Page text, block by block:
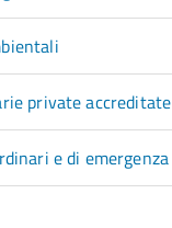
private accreditate
e di emergenza